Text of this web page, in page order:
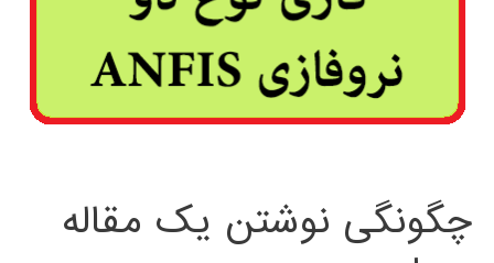
چگونگی نوشتن یک مقاله